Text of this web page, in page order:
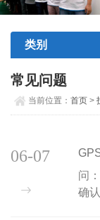
类别
常见问题
当前位置：首页 >
问
确
06-07